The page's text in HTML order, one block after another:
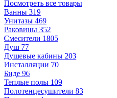
Посмотреть все товары
Ванны 319
Унитазы 469
Раковины 352
Смесители 1805
Душ 77
Душевые кабины 203
Инсталляции 70
Биде 96
Теплые полы 109
Полотенцесушители 83